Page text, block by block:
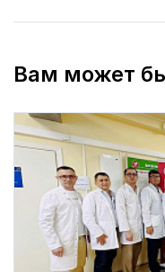
Вам может